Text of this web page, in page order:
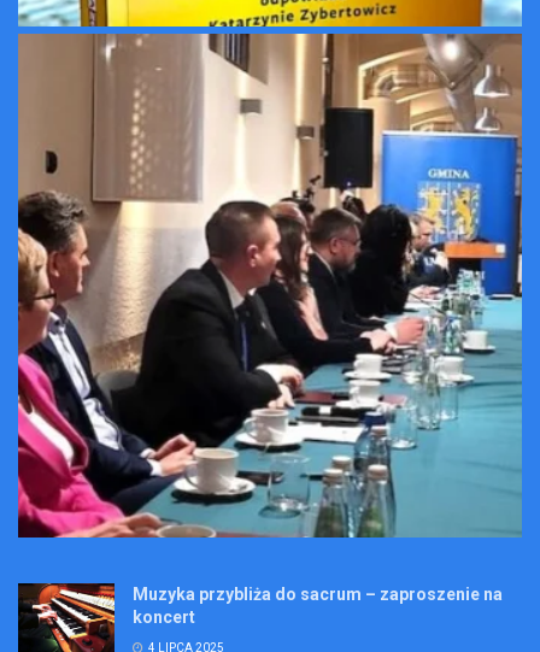
Muzyka przybliża do sacrum – zaproszenie na
koncert
4 LIPCA 2025